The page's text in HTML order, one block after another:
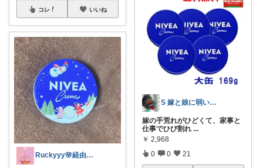
コレ いいね
Ruckyyy🌸経由感謝🙇‍♀️✨
S 嫁と娘に弱い旦那
嫁の手荒れがひどくて、家事と
仕事でひび割れ ...
￥ 2,968
0 0 21